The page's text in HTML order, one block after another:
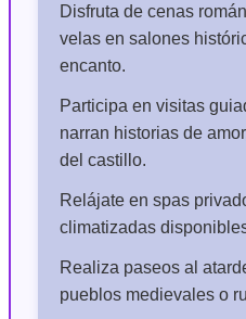
Disfruta de cenas
velas en salones
encanto.
Participa en visitas
narran historias de
del castillo.
Relájate en spas
climatizadas
Realiza paseos al
pueblos medievales o